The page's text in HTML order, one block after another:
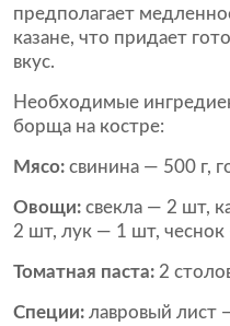
предполагает
казане, что придает
вкус.
Необходимые
борща на костре:
Мясо: свинина — 500 г,
Овощи: свекла — 2 шт,
2 шт, лук — 1 шт, чеснок
Томатная паста: 2
Специи: лавровый лист